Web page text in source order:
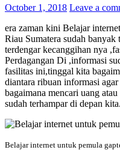
October 1, 2018 Leave a
era zaman kini Belajar
Riau Sumatera sudah
terdengar kecanggihan nya
Perdagangan Di ,informasi
fasilitas ini,tinggal kita
diantara ribuan informasi
bagaimana mencari uang atau
sudah terhampar di depan kita.
Belajar internet untuk pemula